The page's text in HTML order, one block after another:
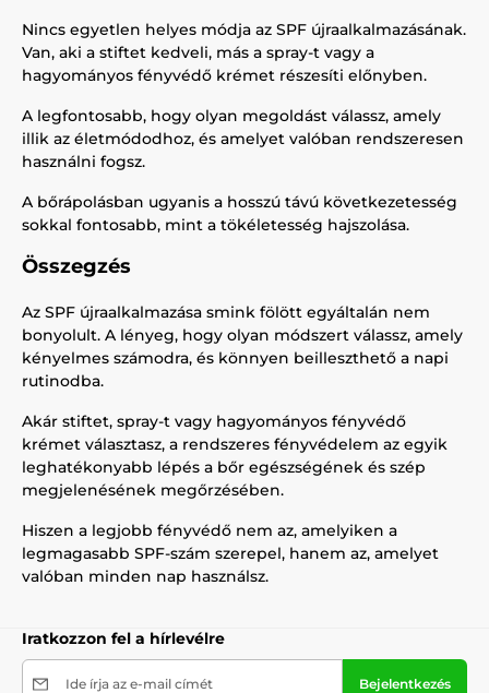
Nincs egyetlen helyes módja az SPF újraalkalmazásának.
Van, aki a stiftet kedveli, más a spray-t vagy a
hagyományos fényvédő krémet részesíti előnyben.
A legfontosabb, hogy olyan megoldást válassz, amely
illik az életmódodhoz, és amelyet valóban rendszeresen
használni fogsz.
A bőrápolásban ugyanis a hosszú távú következetesség
sokkal fontosabb, mint a tökéletesség hajszolása.
Összegzés
Az SPF újraalkalmazása smink fölött egyáltalán nem
bonyolult. A lényeg, hogy olyan módszert válassz, amely
kényelmes számodra, és könnyen beilleszthető a napi
rutinodba.
Akár stiftet, spray-t vagy hagyományos fényvédő
krémet választasz, a rendszeres fényvédelem az egyik
leghatékonyabb lépés a bőr egészségének és szép
megjelenésének megőrzésében.
Hiszen a legjobb fényvédő nem az, amelyiken a
legmagasabb SPF-szám szerepel, hanem az, amelyet
valóban minden nap használsz.
Iratkozzon fel a hírlevélre
Ide írja az e-mail címét Bejelentkezés